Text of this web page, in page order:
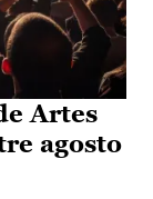
Artes
agosto